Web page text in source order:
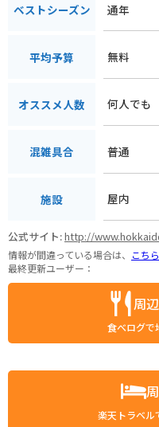
ベストシーズン 通年
平均予算 無料
オススメ人数 何人でも
混雑具合 普通
施設 屋内
公式サイト:http://
情報が間違っている場合は、 こちら
最終更新ユーザー：
周
食べログで
楽天トラベル